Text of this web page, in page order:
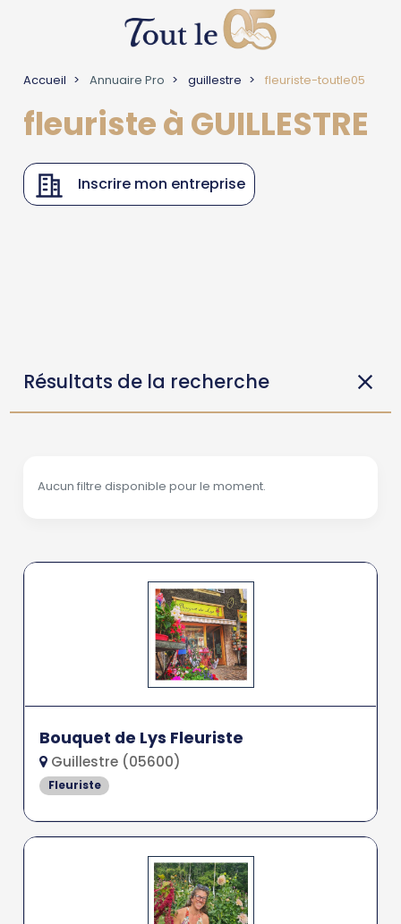
Accueil Annuaire Pro guillestre fleuriste-toutle05
fleuriste à GUILLESTRE
Inscrire mon entreprise
Résultats de la recherche
Aucun filtre disponible pour le moment.
Bouquet de Lys Fleuriste
Guillestre (05600)
Fleuriste